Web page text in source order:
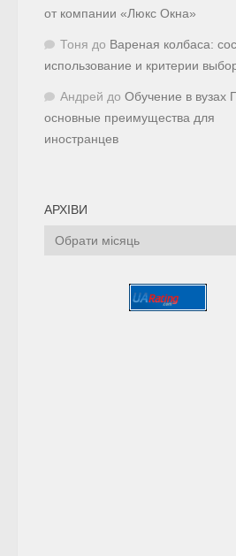
от компании «Люкс Окна»
Тоня до Вареная колбаса:
использование и критерии
Андрей до Обучение в вузах
основные преимущества для
иностранцев
АРХІВИ
Архіви